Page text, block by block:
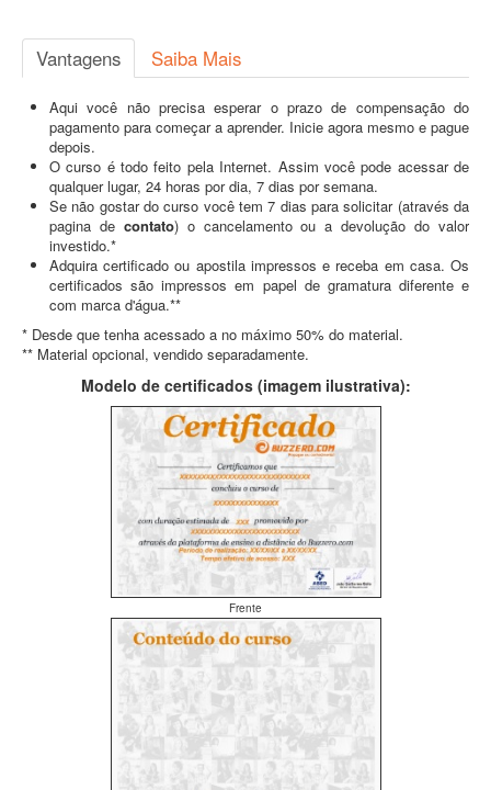
Vantagens Saiba Mais
Aqui você não precisa esperar o prazo de compensação do
pagamento para começar a aprender. Inicie agora mesmo e pague
depois.
O curso é todo feito pela Internet. Assim você pode acessar de
qualquer lugar, 24 horas por dia, 7 dias por semana.
Se não gostar do curso você tem 7 dias para solicitar (através da
pagina de contato) o cancelamento ou a devolução do valor
investido.*
Adquira certificado ou apostila impressos e receba em casa. Os
certificados são impressos em papel de gramatura diferente e
com marca d'água.**
* Desde que tenha acessado a no máximo 50% do material.
** Material opcional, vendido separadamente.
Modelo de certificados (imagem ilustrativa):
Frente